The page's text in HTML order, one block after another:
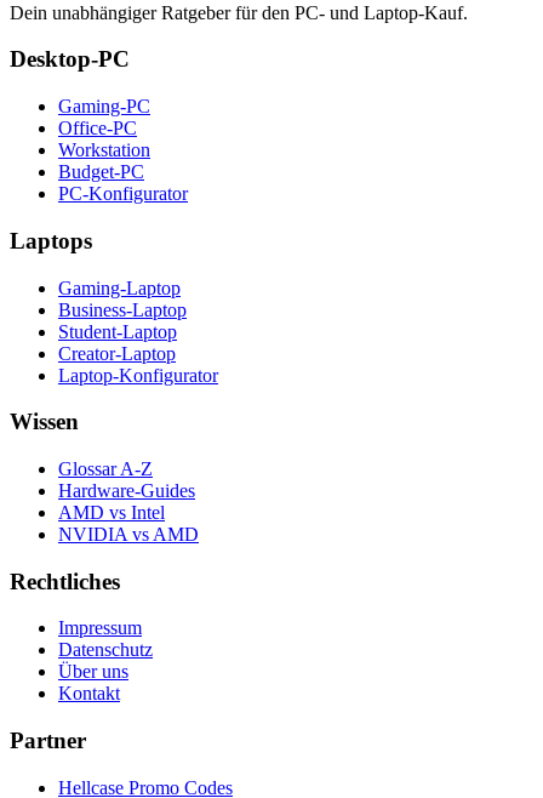
Dein unabhängiger Ratgeber für den PC- und Laptop-Kauf.
Desktop-PC
Gaming-PC
Office-PC
Workstation
Budget-PC
PC-Konfigurator
Laptops
Gaming-Laptop
Business-Laptop
Student-Laptop
Creator-Laptop
Laptop-Konfigurator
Wissen
Glossar A-Z
Hardware-Guides
AMD vs Intel
NVIDIA vs AMD
Rechtliches
Impressum
Datenschutz
Über uns
Kontakt
Partner
Hellcase Promo Codes